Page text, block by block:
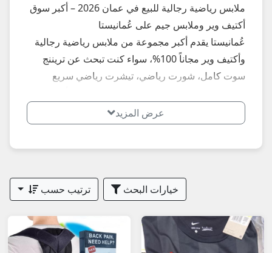
ملابس رياضية رجالية للبيع في عمان 2026 – أكبر سوق
أكتيف وير وملابس جيم على عُمانيستا
عُمانيستا يقدم أكبر مجموعة من ملابس رياضية رجالية
وأكتيف وير مجاناً 100%، سواء كنت تبحث عن تريننج
سوت كامل، شورت رياضي، تيشرت رياضي سريع
جيم ومشي مريحة. تجد هنا مئات الإعلانات المحدثة يومياً
من رجال مباشرة في مسقط (أكبر سوق للملابس
تريننج سوت ماركات تقليد بجودة عالية إلى شورت
رياضي خفيف للصيف، تيشرتات دراي فِت، وليجنز
أبرز الفئات والعناصر الأكثر بحثاً وطلباً في الملابس
الرياضية الرجالية عمان 2026:
عرض المزيد
خيارات البحث ترتيب حسب